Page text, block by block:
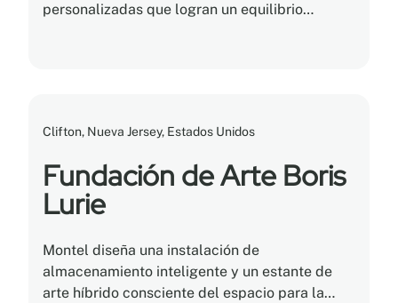
personalizadas que logran un equilibrio
Clifton, Nueva Jersey, Estados Unidos
Fundación de Arte Boris
Lurie
Montel diseña una instalación de
almacenamiento inteligente y un estante de
arte híbrido consciente del espacio para la